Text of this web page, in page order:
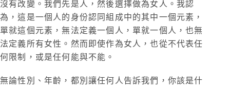
沒有改變。我們先是人，然後選擇做為女人。我認
為，這是一個人的身份認同組成中的其中一個元素，
單就這個元素，無法定義一個人，單就一個人，也無
法定義所有女性。然而即使作為女人，也從不代表任
何限制，或是任何能與不能。
無論性別、年齡，都別讓任何人告訴我們，你該是什